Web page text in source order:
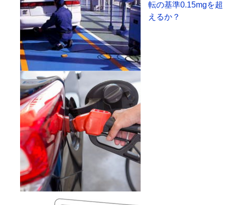
転の基準0.15mgを超
えるか？